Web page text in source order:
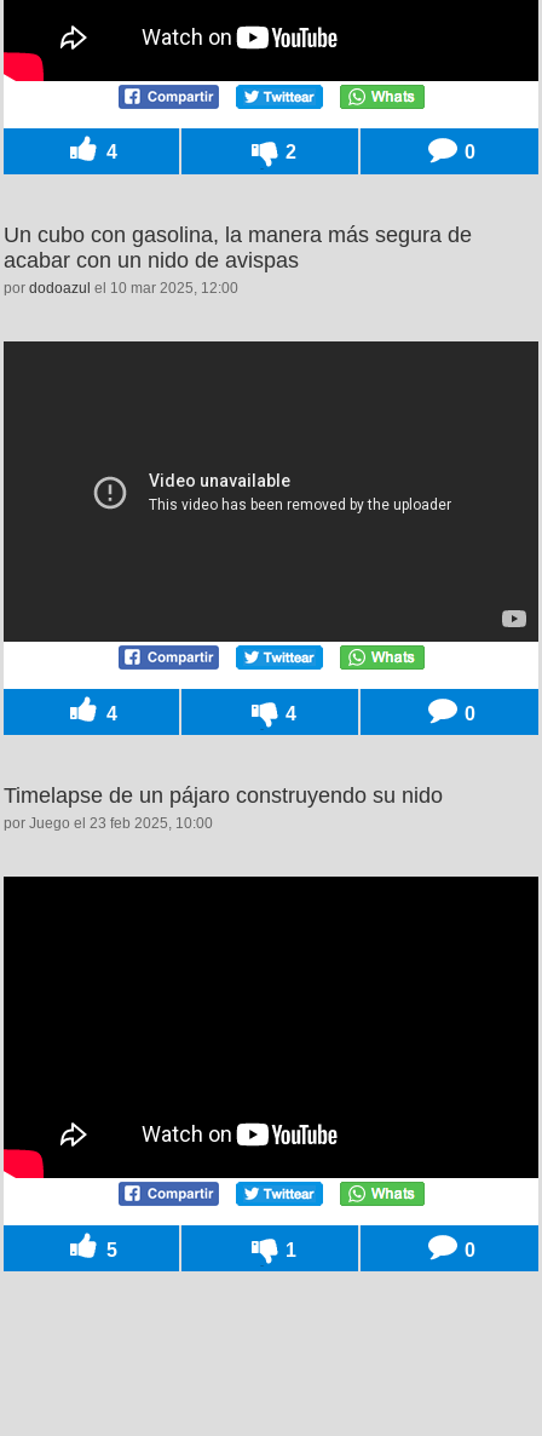
4 2 0
Un cubo con gasolina, la manera más segura de
acabar con un nido de avispas
por dodoazul el 10 mar 2025, 12:00
4 4 0
Timelapse de un pájaro construyendo su nido
por Juego el 23 feb 2025, 10:00
5 1 0